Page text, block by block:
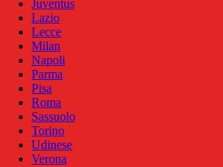
Juventus
Lazio
Lecce
Milan
Napoli
Parma
Pisa
Roma
Sassuolo
Torino
Udinese
Verona